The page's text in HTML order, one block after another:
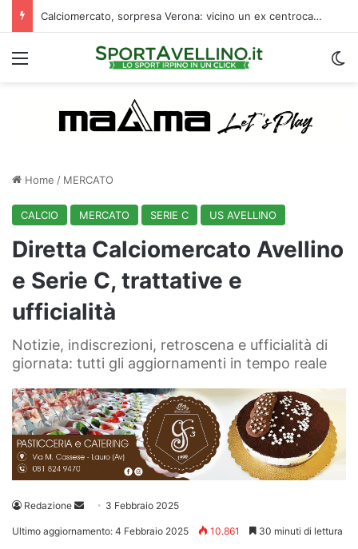
Calciomercato, sorpresa Verona: vicino un ex centrocampista dell’Avellino
Menu
Home / MERCATO
CALCIO MERCATO SERIE C US AVELLINO
Diretta Calciomercato Avellino
e Serie C, trattative e
ufficialità
Notizie, indiscrezioni, retroscena e ufficialità di
giornata: tutti gli aggiornamenti in tempo reale
Redazione
Invia 3 Febbraio 2025
Ultimo aggiornamento: 4 Febbraio 2025 10.861 30 minuti di lettura